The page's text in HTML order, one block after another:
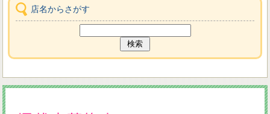
店名からさがす